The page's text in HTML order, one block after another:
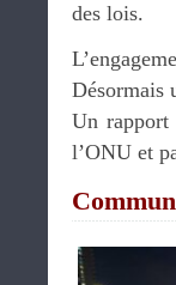
des lois.
Désormais
Un rapport
l’ONU et